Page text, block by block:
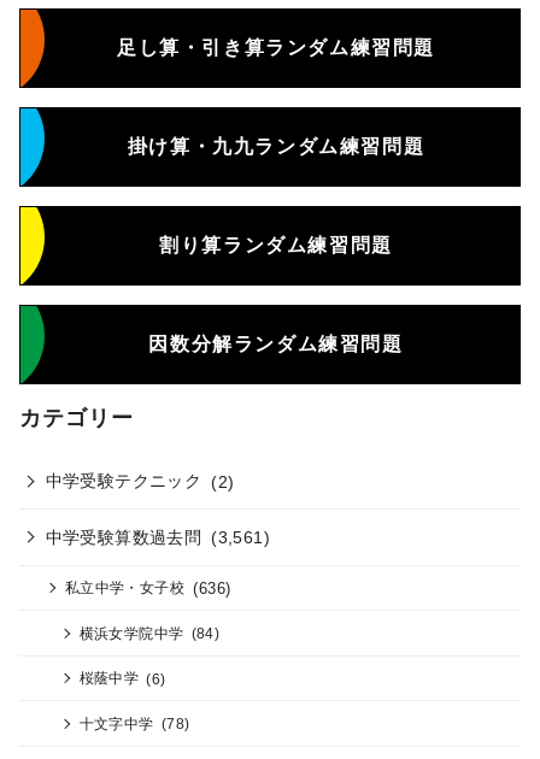
足し算・引き算ランダム練習問題
掛け算・九九ランダム練習問題
割り算ランダム練習問題
因数分解ランダム練習問題
カテゴリー
中学受験テクニック (2)
中学受験算数過去問 (3,561)
私立中学・女子校 (636)
横浜女学院中学 (84)
桜蔭中学 (6)
十文字中学 (78)